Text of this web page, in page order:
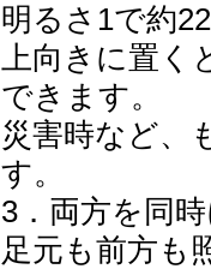
明るさ1で約
上向きに置
できます。
災害時など、
す。
3．両方を同
足元も前方も